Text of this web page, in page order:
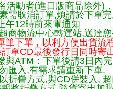
動者(進口版商品除外)，
需取消訂單,煩請於下單
午12時前來電通知
商物流中心轉運站,送達
筆下單，以利方便出貨流
單CD最後發行日同時寄
與ATM：下單後請3日內
匯入,有需求請重新下單.
折疊方式,與CD併裝入,